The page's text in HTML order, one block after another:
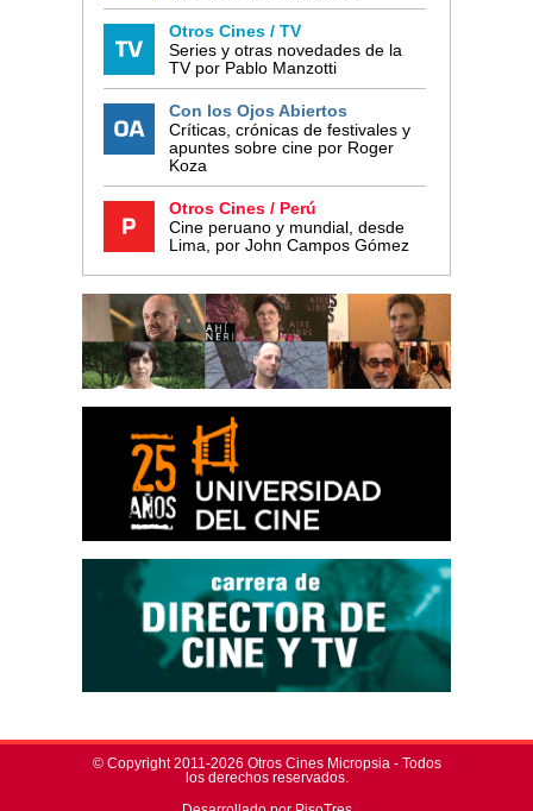
Otros Cines / TV
Series y otras novedades de la
TV por Pablo Manzotti
Con los Ojos Abiertos
Críticas, crónicas de festivales y
apuntes sobre cine por Roger
Koza
Otros Cines / Perú
Cine peruano y mundial, desde
Lima, por John Campos Gómez
© Copyright 2011-2026 Otros Cines Micropsia - Todos
los derechos reservados.